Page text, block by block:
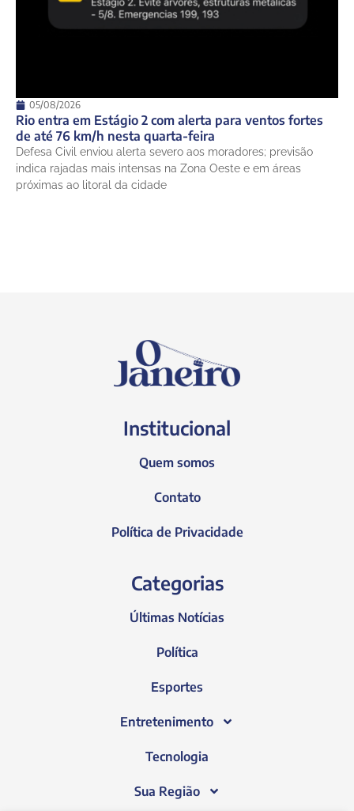
05/08/2026
Rio entra em Estágio 2 com alerta para ventos fortes
de até 76 km/h nesta quarta-feira
Defesa Civil enviou alerta severo aos moradores; previsão
indica rajadas mais intensas na Zona Oeste e em áreas
próximas ao litoral da cidade
Institucional
Quem somos
Contato
Política de Privacidade
Categorias
Últimas Notícias
Política
Esportes
Entretenimento
Tecnologia
Sua Região